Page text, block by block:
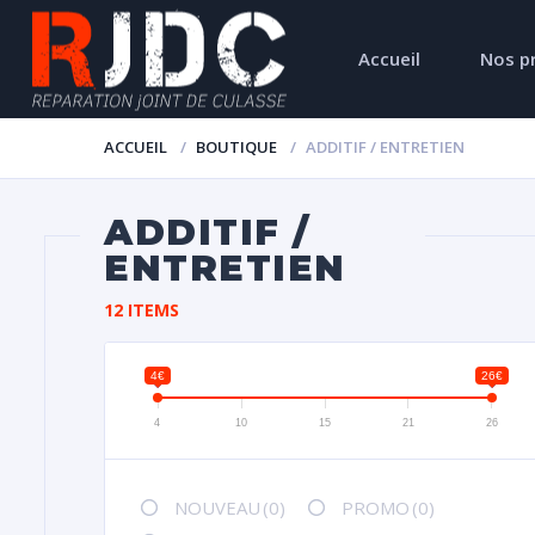
Accueil Nos
ACCUEIL BOUTIQUE ADDITIF / ENTRETIEN
ADDITIF /
ENTRETIEN
12 ITEMS
4€ 26€
4 10 15 21 26
NOUVEAU (0) PROMO (0)